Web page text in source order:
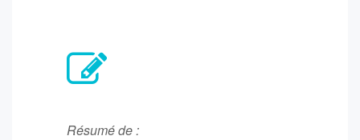
Résumé de :